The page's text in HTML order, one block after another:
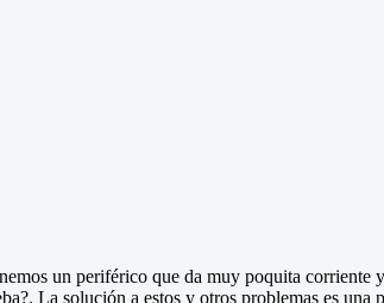
un periférico que da muy poquita corriente
La solución a estos y otros problemas es una